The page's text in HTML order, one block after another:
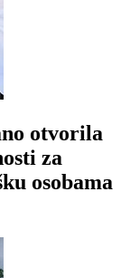
otvorila
za
osobama